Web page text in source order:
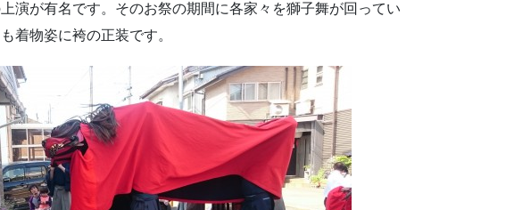
演が有名です。そのお祭の期間に各家々を獅子舞が回ってい
着物姿に袴の正装です。